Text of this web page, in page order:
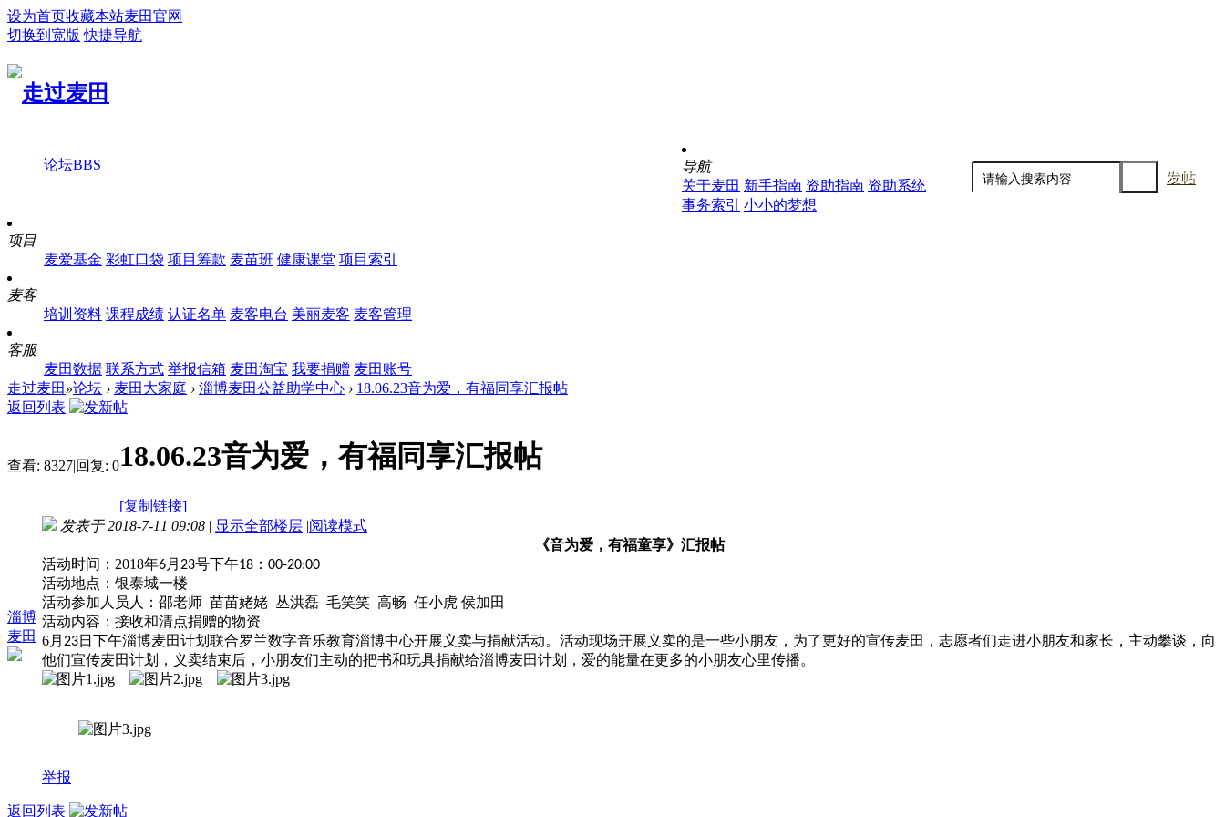
设为首页收藏本站麦田官网
切换到宽版 快捷导航
论坛BBS
发帖
导航
关于麦田 新手指南 资助指南 资助系统
事务索引
小小的梦想
项目
麦爱基金 彩虹口袋 项目筹款 麦苗班 健康课堂 项目索引
麦客
培训资料 课程成绩 认证名单 麦客电台 美丽麦客 麦客管理
客服
麦田数据 联系方式 举报信箱 麦田淘宝 我要捐赠 麦田账号
走过麦田 »论坛 › 麦田大家庭 › 淄博麦田公益助学中心 › 18.06.23音为爱，有福同享汇报帖
返回列表
查看: 8327|回复: 018.06.23音为爱，有福同享汇报帖
[复制链接]
淄博
麦田
发表于 2018-7-11 09:08 | 显示全部楼层 |阅读模式
《音为爱，有福童享》汇报帖
活动时间： 2018年6月 23号下午18 ： 00-20:00
活动地点：银泰城一楼
活动参加人员人：邵老师 苗苗姥姥 丛洪磊 毛笑笑 高畅 任小虎 侯加田
活动内容：接收和清点捐赠的物资
6月 23日下午淄博麦田计划联合罗兰数字音乐教育淄博中心开展义卖与捐献活动。活动现场开展义卖的是一些小朋友，为了更好的宣传麦田，志愿者们走进小朋友和家长，主动攀谈，向
他们宣传麦田计划，义卖结束后，小朋友们主动的把书和玩具捐献给淄博麦田计划，爱的能量在更多的小朋友心里传播。
举报
返回列表